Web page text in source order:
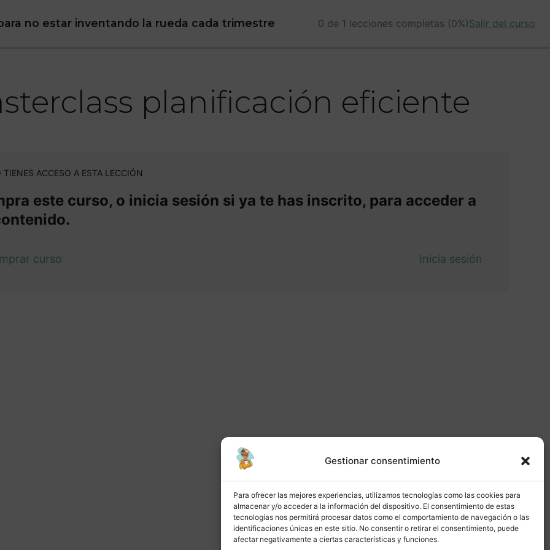
Gestionar consentimiento
Para ofrecer las mejores experiencias, utilizamos tecnologías como las cookies para
almacenar y/o acceder a la información del dispositivo. El consentimiento de estas
tecnologías nos permitirá procesar datos como el comportamiento de navegación o las
identificaciones únicas en este sitio. No consentir o retirar el consentimiento, puede
afectar negativamente a ciertas características y funciones.
no estar inventando la rueda cada trimestre 0 de 1 lecciones completas (0%)Salir del curso
planificación eficiente
TIENES ACCESO A ESTA LECCIÓN
este curso, o inicia sesión si ya te has inscrito, para acceder a
curso Inicia sesión